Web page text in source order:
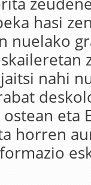
hasi
nuelako
nahi
eta
horren